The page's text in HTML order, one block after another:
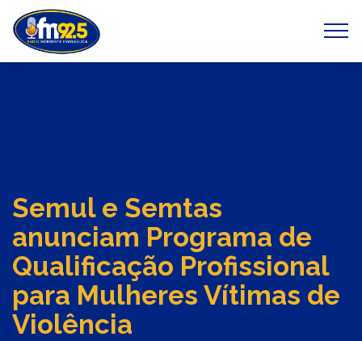
Previous Next
Semul e Semtas
anunciam Programa de
Qualificação Profissional
para Mulheres Vítimas de
Violência